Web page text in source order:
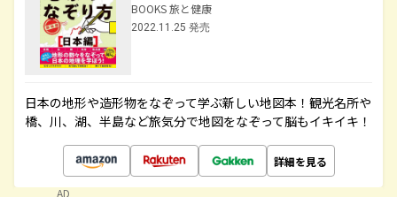
BOOKS 旅と健康
2022.11.25 発売
日本の地形や造形物をなぞって学ぶ新しい地図本！観光名所や
橋、川、湖、半島など旅気分で地図をなぞって脳もイキイキ！
詳細を見る
AD